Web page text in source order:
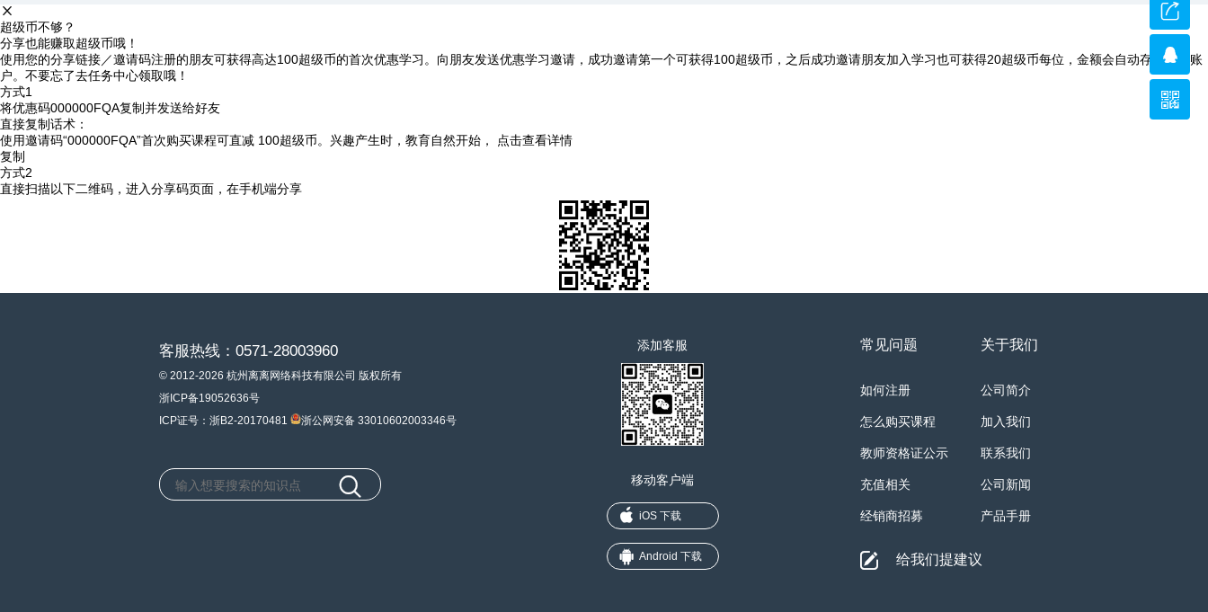
超级币不够？
分享也能赚取超级币哦！
使用您的分享链接／邀请码注册的朋友可获得高达100超级币的首次优惠学习。向朋友发送优惠学习邀请，成功邀请第一个可获得100超级币，之后成功邀请朋友加入学习也可获得20超级币每位，金额会自动存入您的账
户。不要忘了去任务中心领取哦！
方式1
将优惠码000000FQA复制并发送给好友
直接复制话术：
使用邀请码“000000FQA”首次购买课程可直减 100超级币。兴趣产生时，教育自然开始， 点击查看详情
复制
方式2
直接扫描以下二维码，进入分享码页面，在手机端分享
客服热线：0571-28003960
© 2012-2026 杭州离离网络科技有限公司 版权所有
浙ICP备19052636号
ICP证号：浙B2-20170481
浙公网安备 33010602003346号
添加客服
移动客户端
iOS 下载
Android 下载
常见问题
如何注册
怎么购买课程
教师资格证公示
充值相关
经销商招募
关于我们
公司简介
加入我们
联系我们
公司新闻
产品手册
给我们提建议